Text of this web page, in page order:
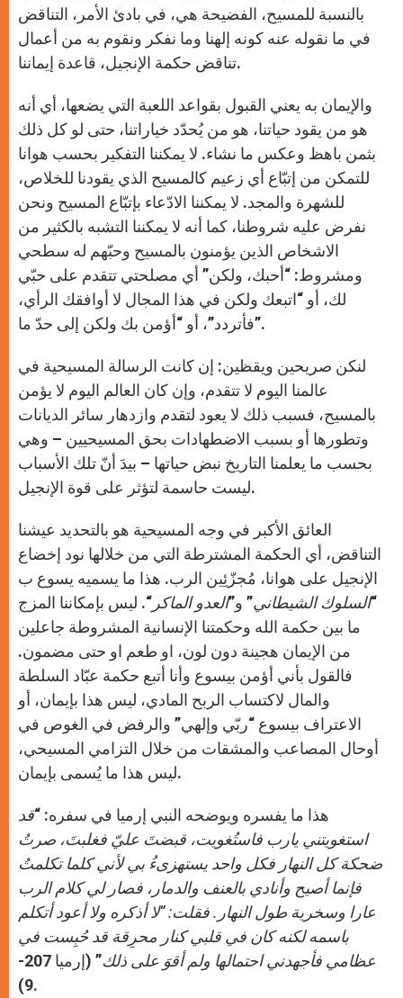
بالنسبة للمسيح، الفضيحة هي، في بادئ الأمر، التناقض
في ما نقوله عنه كونه إلهنا وما نفكر ونقوم به من أعمال
تناقض حكمة الإنجيل، قاعدة إيماننا.
والإيمان به يعني القبول بقواعد اللعبة التي يضعها، أي أنه
هو من يقود حياتنا، هو من يُحدّد خياراتنا، حتى لو كل ذلك
بثمن باهظ وعكس ما نشاء. لا يمكننا التفكير بحسب هوانا
للتمكن من إتبّاع أي زعيم كالمسيح الذي يقودنا للخلاص،
للشهرة والمجد. لا يمكننا الادّعاء بإتبّاع المسيح ونحن
نفرض عليه شروطنا، كما أنه لا يمكننا التشبه بالكثير من
الاشخاص الذين يؤمنون بالمسيح وحبّهم له سطحي
ومشروط: “أحبك، ولكن” أي مصلحتي تتقدم على حبّي
لك، أو “اتبعك ولكن في هذا المجال لا أوافقك الرأي،
فأتردد”، أو “أؤمن بك ولكن إلى حدّ ما”.
لنكن صريحين ويقظين: إن كانت الرسالة المسيحية في
عالمنا اليوم لا تتقدم، وإن كان العالم اليوم لا يؤمن
بالمسيح، فسبب ذلك لا يعود لتقدم وازدهار سائر الديانات
وتطورها أو بسبب الاضطهادات بحق المسيحيين – وهي
بحسب ما يعلمنا التاريخ نبض حياتها – بيدَ أنّ تلك الأسباب
ليست حاسمة لتؤثر على قوة الإنجيل.
العائق الأكبر في وجه المسيحية هو بالتحديد عيشنا
التناقض، أي الحكمة المشترطة التي من خلالها نود إخضاع
الإنجيل على هوانا، مُجزّئِين الرب. هذا ما يسميه يسوع ب
“السلوك الشيطاني” و”العدو الماكر “. ليس بإمكاننا المزج
ما بين حكمة الله وحكمتنا الإنسانية المشروطة جاعلين
من الإيمان هجينة دون لون، او طعم او حتى مضمون.
فالقول بأني أؤمن بيسوع وأنا أتبع حكمة عبّاد السلطة
والمال لاكتساب الربح المادي، ليس هذا بإيمان، أو
الاعتراف بيسوع “ربّي وإلهي” والرفض في الغوص في
أوحال المصاعب والمشقات من خلال التزامي المسيحي،
ليس هذا ما يُسمى بإيمان.
هذا ما يفسره ويوضحه النبي إرميا في سفره: “قد
استغويتني يارب فاستُغويت، قبضتَ عليّ فغلبتَ، صرتُ
ضحكة كل النهار فكل واحد يستهزىءُ بي لأني كلما تكلمتُ
فإنما أصيح وأنادي بالعنف والدمار، فصار لي كلام الرب
عارا وسخرية طول النهار. فقلت: “لا أذكره ولا أعود أتكلم
باسمه لكنه كان في قلبي كنار محرِقة قد حُبِست في
عظامي فأجهدني احتمالها ولم أقوَ على ذلك
” (إرميا 207-
9).